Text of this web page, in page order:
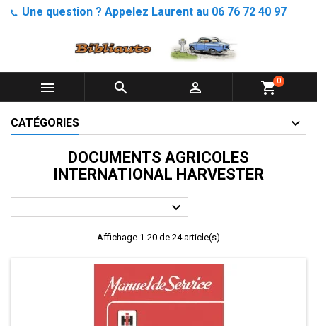
Une question ? Appelez Laurent au 06 76 72 40 97
   shopping_cart0
CATÉGORIES
DOCUMENTS AGRICOLES
INTERNATIONAL HARVESTER

Affichage 1-20 de 24 article(s)